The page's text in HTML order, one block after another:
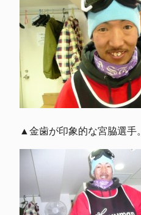
▲金歯が印象的な宮脇選手。